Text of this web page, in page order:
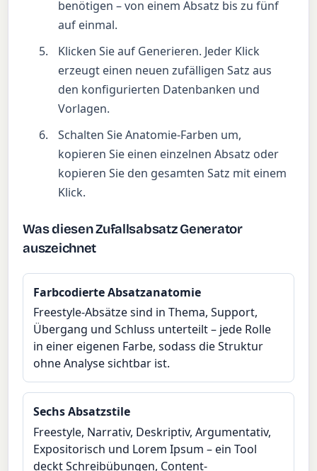
benötigen – von einem Absatz bis zu fünf
auf einmal.
Klicken Sie auf Generieren. Jeder Klick
erzeugt einen neuen zufälligen Satz aus
den konfigurierten Datenbanken und
Vorlagen.
Schalten Sie Anatomie-Farben um,
kopieren Sie einen einzelnen Absatz oder
kopieren Sie den gesamten Satz mit einem
Klick.
Was diesen Zufallsabsatz Generator
auszeichnet
Farbcodierte Absatzanatomie
Freestyle-Absätze sind in Thema, Support,
Übergang und Schluss unterteilt – jede Rolle
in einer eigenen Farbe, sodass die Struktur
ohne Analyse sichtbar ist.
Sechs Absatzstile
Freestyle, Narrativ, Deskriptiv, Argumentativ,
Expositorisch und Lorem Ipsum – ein Tool
deckt Schreibübungen, Content-